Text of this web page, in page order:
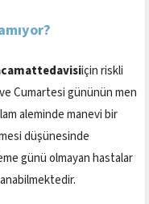
için riskli
Cumartesi gününün men
aleminde manevi bir
düşünesinde
günü olmayan hastalar